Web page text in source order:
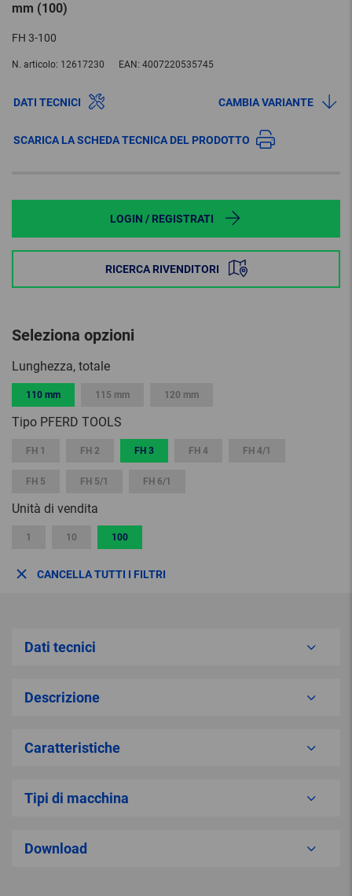
mm (100)
FH 3-100
N. articolo: 12617230 EAN: 4007220535745
DATI TECNICI CAMBIA VARIANTE
SCARICA LA SCHEDA TECNICA DEL PRODOTTO
LOGIN / REGISTRATI
RICERCA RIVENDITORI
Seleziona opzioni
Lunghezza, totale
110 mm 115 mm 120 mm
Tipo PFERD TOOLS
FH 1 FH 2 FH 3 FH 4 FH 4/1
FH 5 FH 5/1 FH 6/1
Unità di vendita
1 10 100
CANCELLA TUTTI I FILTRI
Dati tecnici
Descrizione
Caratteristiche
Tipi di macchina
Download